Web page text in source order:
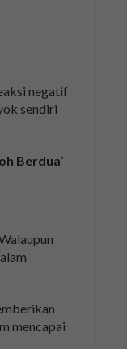
negatif
sendiri
Berdua’
mencapai